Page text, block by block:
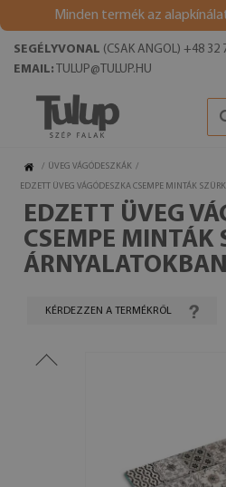
Minden termék az
SEGÉLYVONAL (CSAK ANGOL) +48 32
EMAIL: TULUP@TULUP.HU
/ ÜVEG VÁGÓDESZKÁK /
EDZETT ÜVEG VÁGÓDESZKA CSEMPE MINTÁK
EDZETT ÜVEG
CSEMPE MINTÁK
ÁRNYALATOKBAN
KÉRDEZZEN A TERMÉKRŐL